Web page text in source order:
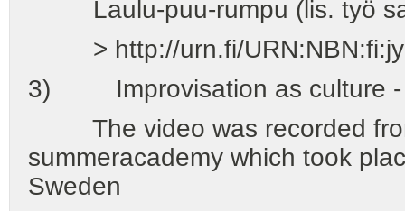
Laulu-puu-rumpu (lis. työ
> http://urn.fi/
3) Improvisation as culture -
The video was recorded
summeracademy which took
Sweden